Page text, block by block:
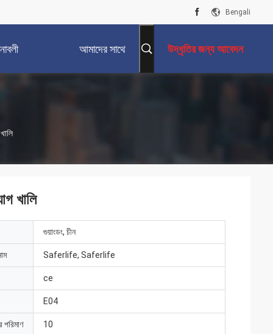
Bengali
আমাদের সাথে উদ্ধৃতির জন্য আবেদন
খালি
গুয়াংডং, চীন
Saferlife, Saferlife
ce
E04
পরিমাণ 10